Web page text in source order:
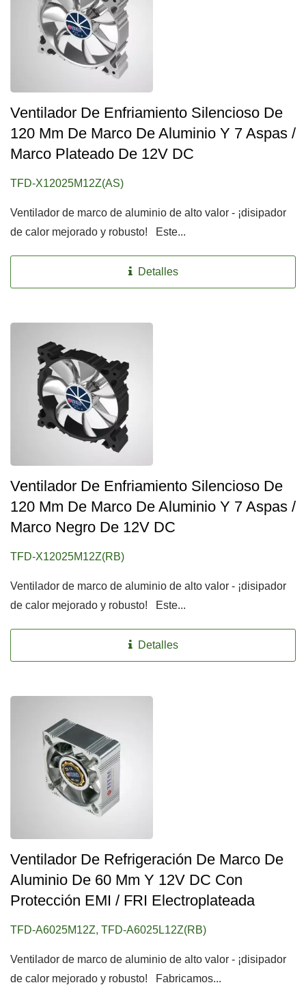
Ventilador De Enfriamiento Silencioso De
120 Mm De Marco De Aluminio Y 7 Aspas /
Marco Plateado De 12V DC
TFD-X12025M12Z(AS)
Ventilador de marco de aluminio de alto valor - ¡disipador
de calor mejorado y robusto! Este...
Detalles
Ventilador De Enfriamiento Silencioso De
120 Mm De Marco De Aluminio Y 7 Aspas /
Marco Negro De 12V DC
TFD-X12025M12Z(RB)
Ventilador de marco de aluminio de alto valor - ¡disipador
de calor mejorado y robusto! Este...
Detalles
Ventilador De Refrigeración De Marco De
Aluminio De 60 Mm Y 12V DC Con
Protección EMI / FRI Electroplateada
TFD-A6025M12Z, TFD-A6025L12Z(RB)
Ventilador de marco de aluminio de alto valor - ¡disipador
de calor mejorado y robusto! Fabricamos...